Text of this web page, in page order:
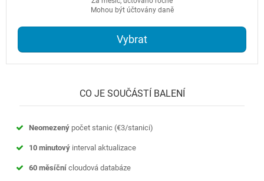
Mohou být účtovány daně
Vybrat
CO JE SOUČÁSTÍ BALENÍ
Neomezený počet stanic (€3/stanici)
10 minutový interval aktualizace
60 měsíční cloudová databáze